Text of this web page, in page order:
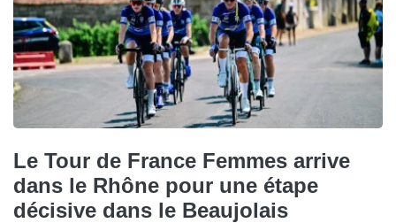
Le Tour de France Femmes arrive
dans le Rhône pour une étape
décisive dans le Beaujolais